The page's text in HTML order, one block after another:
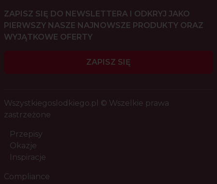
ZAPISZ SIĘ DO NEWSLETTERA I ODKRYJ JAKO
PIERWSZY NASZE NAJNOWSZE PRODUKTY ORAZ
WYJĄTKOWE OFERTY
ZAPISZ SIĘ
Wszystkiegoslodkiego.pl © Wszelkie prawa
zastrzeżone
Przepisy
Okazje
Inspiracje
Compliance